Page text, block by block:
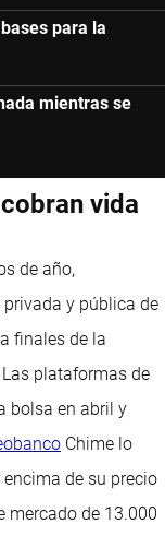
para la
mientras se
vida
de año,
y pública de
finales de la
plataformas de
bolsa en abril y
Chime lo
de su precio
mercado de 13.000